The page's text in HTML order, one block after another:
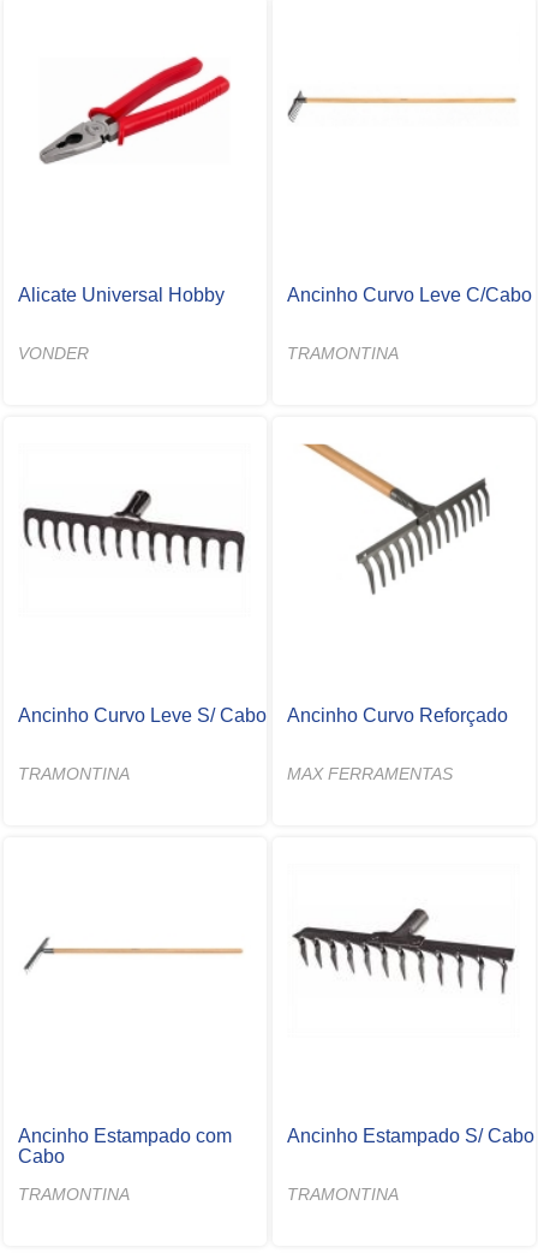
Alicate Universal Hobby
VONDER
Ancinho Curvo Leve C/Cabo
TRAMONTINA
Ancinho Curvo Leve S/ Cabo
TRAMONTINA
Ancinho Curvo Reforçado
MAX FERRAMENTAS
Ancinho Estampado com
Cabo
TRAMONTINA
Ancinho Estampado S/ Cabo
TRAMONTINA